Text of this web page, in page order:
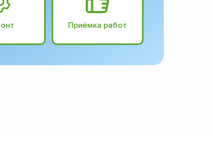
Приёмка работ